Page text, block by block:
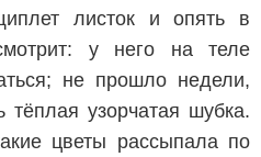
листок и опять в
у него на теле
не прошло недели,
тёплая узорчатая шубка.
цветы рассыпала по